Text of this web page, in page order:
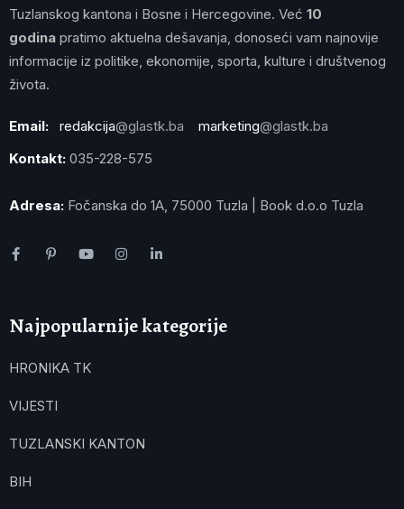
Tuzlanskog kantona i Bosne i Hercegovine. Već 10
godina pratimo aktuelna dešavanja, donoseći vam najnovije
informacije iz politike, ekonomije, sporta, kulture i društvenog
života.
Email: redakcija@glastk.ba marketing@glastk.ba
Kontakt: 035-228-575
Adresa: Fočanska do 1A, 75000 Tuzla | Book d.o.o Tuzla
Najpopularnije kategorije
HRONIKA TK
VIJESTI
TUZLANSKI KANTON
BIH